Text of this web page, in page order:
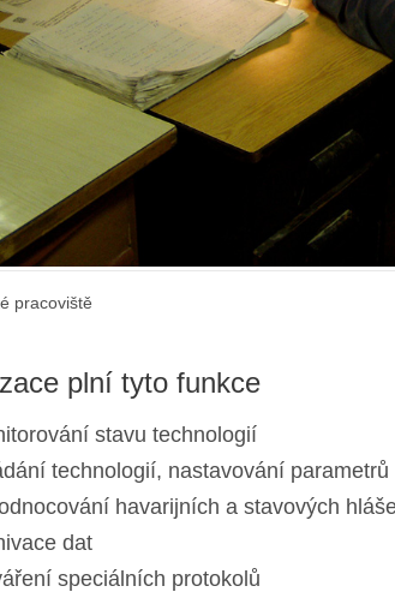
pracoviště
plní tyto funkce
stavu technologií
technologií, nastavování parametrů
havarijních a stavových
dat
speciálních protokolů